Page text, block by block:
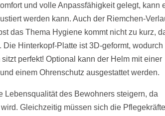
und volle Anpassfähigkeit gelegt, kann
werden kann. Auch der Riemchen-
das Thema Hygiene kommt nicht zu kurz,
Hinterkopf-Platte ist 3D-geformt, wodurch
perfekt! Optional kann der Helm mit einer
einem Ohrenschutz ausgestattet werden.
Lebensqualität des Bewohners steigern, da
Gleichzeitig müssen sich die